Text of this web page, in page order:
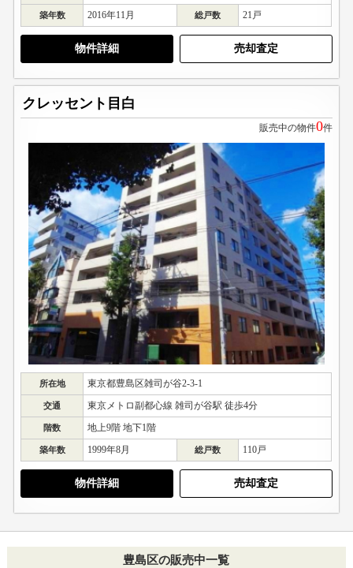
築年数 2016年11月 総戸数 21戸
物件詳細 売却査定
クレッセント目白
販売中の物件0件
所在地 東京都豊島区雑司が谷2-3-1
交通 東京メトロ副都心線 雑司が谷駅 徒歩4分
階数 地上9階 地下1階
築年数 1999年8月 総戸数 110戸
物件詳細 売却査定
豊島区の販売中一覧